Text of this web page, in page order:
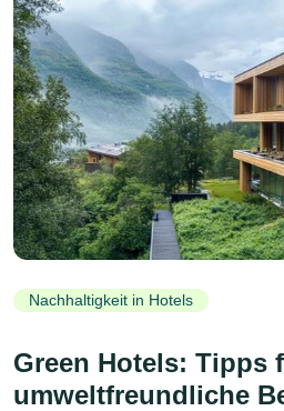
Nachhaltigkeit in Hotels
Green Hotels: Tipps
umweltfreundliche